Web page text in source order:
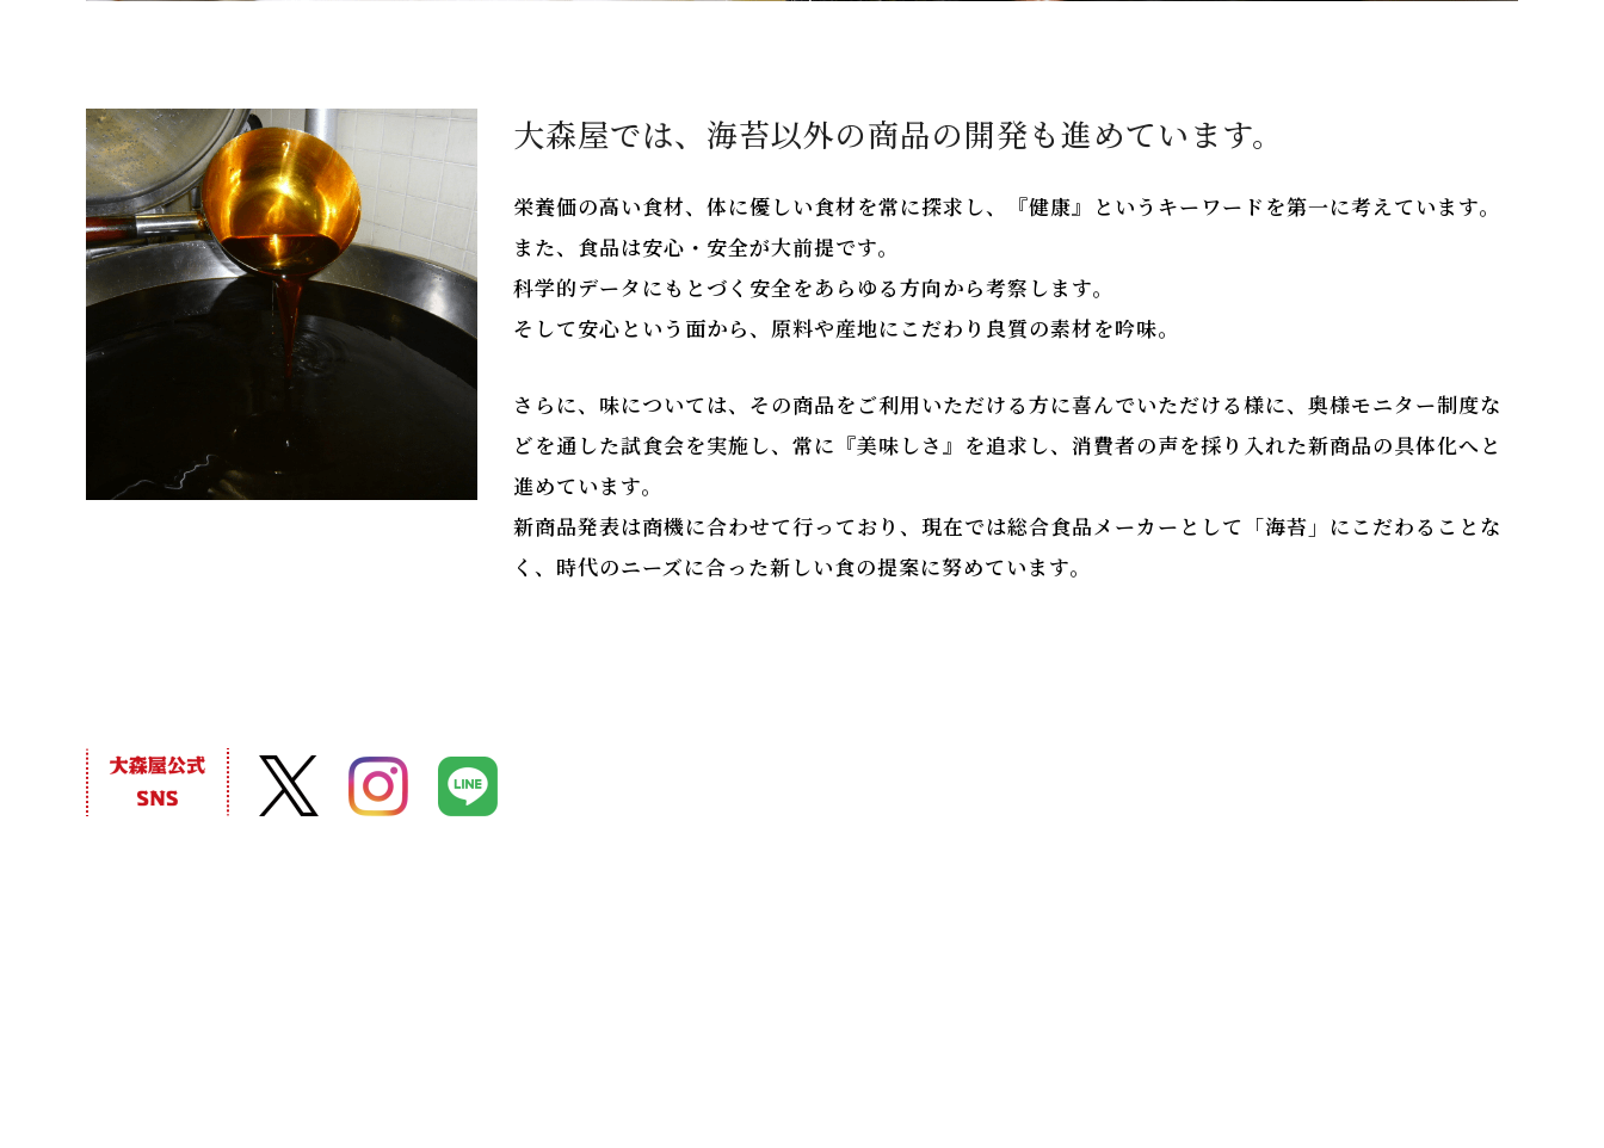
大森屋では、海苔以外の商品の開発も進めています。
栄養価の高い食材、体に優しい食材を常に探求し、『健康』というキーワードを第一に考えています。
また、食品は安心・安全が大前提です。
科学的データにもとづく安全をあらゆる方向から考察します。
そして安心という面から、原料や産地にこだわり良質の素材を吟味。
さらに、味については、その商品をご利用いただける方に喜んでいただける様に、奥様モニター制度な
どを通した試食会を実施し、常に『美味しさ』を追求し、消費者の声を採り入れた新商品の具体化へと
進めています。
新商品発表は商機に合わせて行っており、現在では総合食品メーカーとして「海苔」にこだわることな
く、時代のニーズに合った新しい食の提案に努めています。